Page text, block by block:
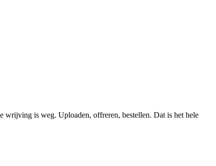
wrijving is weg. Uploaden, offreren, bestellen. Dat is het hele